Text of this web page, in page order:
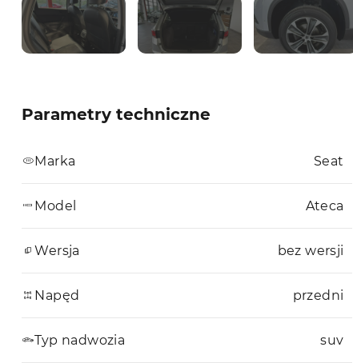
Parametry techniczne
Marka Seat
Model Ateca
Wersja bez wersji
Napęd przedni
Typ nadwozia suv